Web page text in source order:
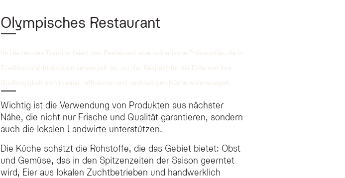
Olympisches Restaurant
Im Herzen des Trentino feiert das Restaurant eine kulinarische Philosophie, die in
Tradition und Innovation verwurzelt ist, wo der Respekt für die Erde und ihre
Großzügigkeit sich in einer raffinierten und nachhaltigen Küche widerspiegelt.
Wichtig ist die Verwendung von Produkten aus nächster
Nähe, die nicht nur Frische und Qualität garantieren, sondern
auch die lokalen Landwirte unterstützen.
Die Küche schätzt die Rohstoffe, die das Gebiet bietet: Obst
und Gemüse, das in den Spitzenzeiten der Saison geerntet
wird, Eier aus lokalen Zuchtbetrieben und handwerklich